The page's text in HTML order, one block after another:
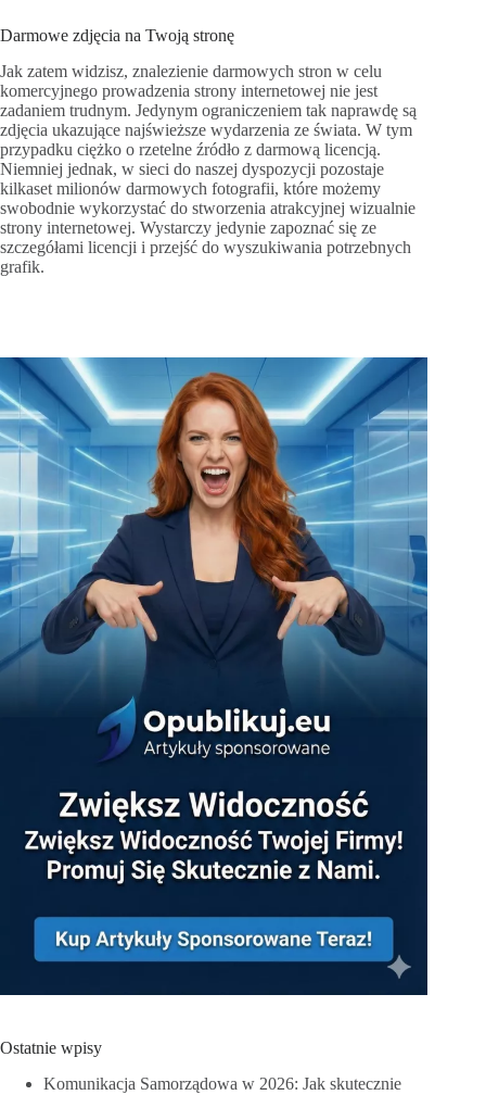
Darmowe zdjęcia na Twoją stronę
Jak zatem widzisz, znalezienie darmowych stron w celu
komercyjnego prowadzenia strony internetowej nie jest
zadaniem trudnym. Jedynym ograniczeniem tak naprawdę są
zdjęcia ukazujące najświeższe wydarzenia ze świata. W tym
przypadku ciężko o rzetelne źródło z darmową licencją.
Niemniej jednak, w sieci do naszej dyspozycji pozostaje
kilkaset milionów darmowych fotografii, które możemy
swobodnie wykorzystać do stworzenia atrakcyjnej wizualnie
strony internetowej. Wystarczy jedynie zapoznać się ze
szczegółami licencji i przejść do wyszukiwania potrzebnych
grafik.
Ostatnie wpisy
Komunikacja Samorządowa w 2026: Jak skutecznie